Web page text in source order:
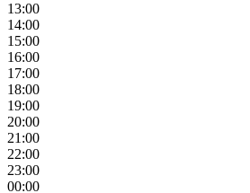
13:00
14:00
15:00
16:00
17:00
18:00
19:00
20:00
21:00
22:00
23:00
00:00